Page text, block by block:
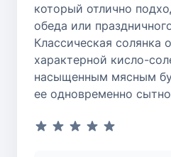
который отлично
обеда или
Классическая солянка
характерной кисло-
насыщенным мясным
ее одновременно